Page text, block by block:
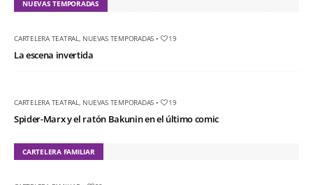
NUEVAS TEMPORADAS
CARTELERA TEATRAL NUEVAS TEMPORADAS • 19
La escena invertida
CARTELERA TEATRAL NUEVAS TEMPORADAS • 19
Spider-Marx y el ratón Bakunin en el último comic
CARTELERA FAMILIAR